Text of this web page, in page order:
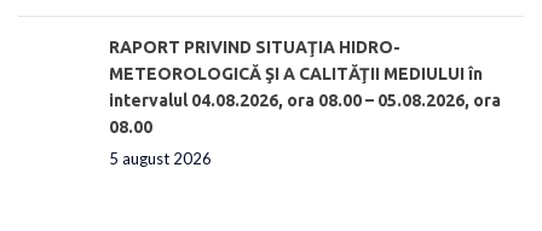
RAPORT PRIVIND SITUAŢIA HIDRO-
METEOROLOGICĂ ŞI A CALITĂŢII MEDIULUI în
intervalul 04.08.2026, ora 08.00 – 05.08.2026, ora
08.00
5 august 2026